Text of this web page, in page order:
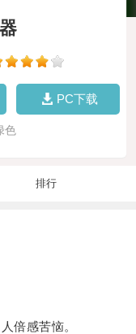
PC下载
色
排行
倍感苦恼。